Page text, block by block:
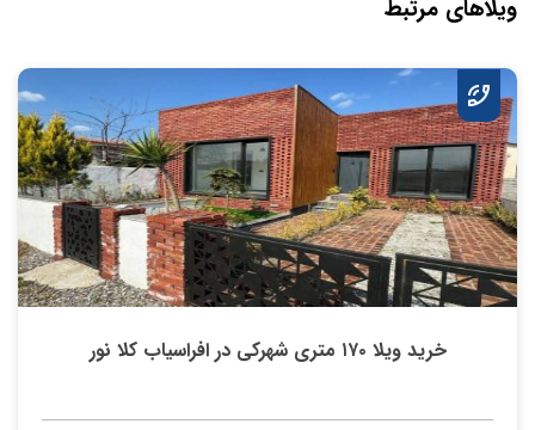
ویلاهای مرتبط
خرید ویلا ۱۷۰ متری شهرکی در افراسیاب کلا نور